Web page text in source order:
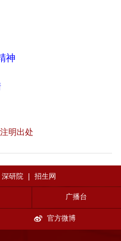
神
明出处
深研院 招生网
广播台
官方微博